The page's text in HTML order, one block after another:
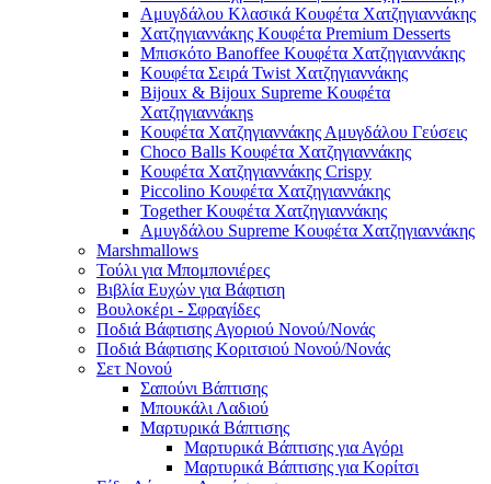
Αμυγδάλου Κλασικά Κουφέτα Χατζηγιαννάκης
Χατζηγιαννάκης Κουφέτα Premium Desserts
Μπισκότο Banoffee Κουφέτα Χατζηγιαννάκης
Κουφέτα Σειρά Twist Χατζηγιαννάκης
Bijoux & Bijoux Supreme Κουφέτα
Χατζηγιαννάκηs
Κουφέτα Χατζηγιαννάκης Αμυγδάλου Γεύσεις
Choco Balls Κουφέτα Χατζηγιαννάκης
Κουφέτα Χατζηγιαννάκης Crispy
Piccolino Κουφέτα Χατζηγιαννάκης
Together Κουφέτα Χατζηγιαννάκης
Αμυγδάλου Supreme Κουφέτα Χατζηγιαννάκης
Marshmallows
Τούλι για Μπομπονιέρες
Βιβλία Ευχών για Βάφτιση
Βουλοκέρι - Σφραγίδες
Ποδιά Βάφτισης Αγοριού Νονού/Νονάς
Ποδιά Βάφτισης Κοριτσιού Νονού/Νονάς
Σετ Νονού
Σαπούνι Βάπτισης
Μπουκάλι Λαδιού
Μαρτυρικά Βάπτισης
Μαρτυρικά Βάπτισης για Αγόρι
Μαρτυρικά Βάπτισης για Κορίτσι